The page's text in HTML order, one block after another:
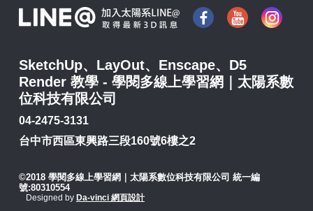
SketchUp、LayOut、Enscape、D5
Render 教學 - 學閱多線上學習網｜太陽系數
位科技有限公司
04-2475-3131
台中市西區東興路三段160號6樓之2
©2018 學閱多線上學習網｜太陽系數位科技有限公司 統一編
號:80310554
Designed by Da-vinci 網頁設計